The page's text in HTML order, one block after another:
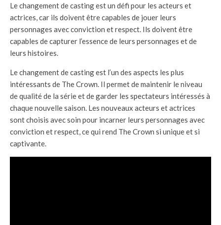
Le changement de casting est un défi pour les acteurs et
actrices, car ils doivent être capables de jouer leurs
personnages avec conviction et respect. Ils doivent être
capables de capturer l’essence de leurs personnages et de
leurs histoires.
Le changement de casting est l’un des aspects les plus
intéressants de The Crown. Il permet de maintenir le niveau
de qualité de la série et de garder les spectateurs intéressés à
chaque nouvelle saison. Les nouveaux acteurs et actrices
sont choisis avec soin pour incarner leurs personnages avec
conviction et respect, ce qui rend The Crown si unique et si
captivante.